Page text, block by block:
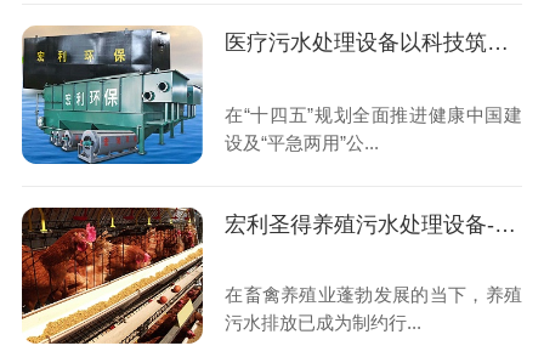
医疗污水处理设备以科技筑牢公共卫生安全防线,助力“平急两用”医疗体系建设
在“十四五”规划全面推进健康中国建
设及“平急两用”公...
宏利圣得养殖污水处理设备-科技赋能,守护生态养殖新未来
在畜禽养殖业蓬勃发展的当下，养殖
污水排放已成为制约行...